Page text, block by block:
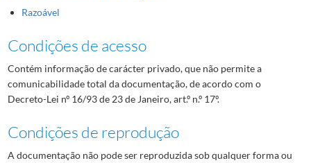
Razoável
Condições de acesso
Contém informação de carácter privado, que não permite a
comunicabilidade total da documentação, de acordo com o
Decreto-Lei nº 16/93 de 23 de Janeiro, art.º n.º 17º.
Condições de reprodução
A documentação não pode ser reproduzida sob qualquer forma ou